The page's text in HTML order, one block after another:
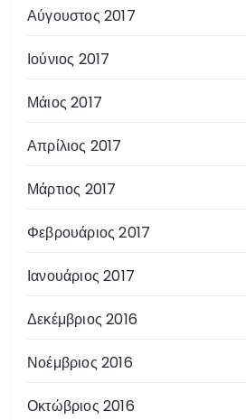
Αύγουστος 2017
Ιούνιος 2017
Μάιος 2017
Απρίλιος 2017
Μάρτιος 2017
Φεβρουάριος 2017
Ιανουάριος 2017
Δεκέμβριος 2016
Νοέμβριος 2016
Οκτώβριος 2016